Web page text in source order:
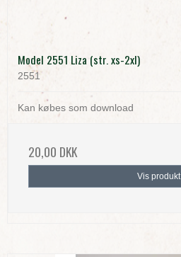
Model 2551 Liza (str. xs-2xl)
2551
Kan købes som download
20,00 DKK
Vis produkt